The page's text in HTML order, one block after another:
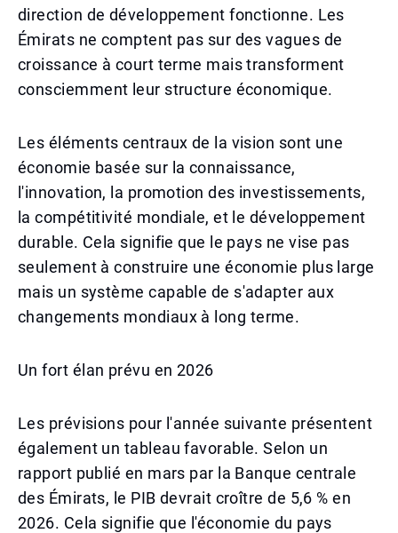
direction de développement fonctionne. Les
Émirats ne comptent pas sur des vagues de
croissance à court terme mais transforment
consciemment leur structure économique.
Les éléments centraux de la vision sont une
économie basée sur la connaissance,
l'innovation, la promotion des investissements,
la compétitivité mondiale, et le développement
durable. Cela signifie que le pays ne vise pas
seulement à construire une économie plus large
mais un système capable de s'adapter aux
changements mondiaux à long terme.
Un fort élan prévu en 2026
Les prévisions pour l'année suivante présentent
également un tableau favorable. Selon un
rapport publié en mars par la Banque centrale
des Émirats, le PIB devrait croître de 5,6 % en
2026. Cela signifie que l'économie du pays